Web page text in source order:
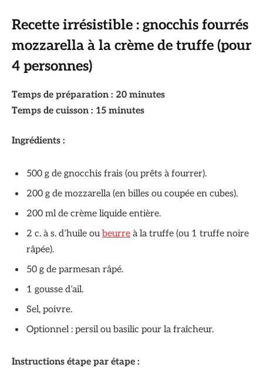
Recette irrésistible : gnocchis fourrés
mozzarella à la crème de truffe (pour
4 personnes)
Temps de préparation : 20 minutes
Temps de cuisson : 15 minutes
Ingrédients :
500 g de gnocchis frais (ou prêts à fourrer).
200 g de mozzarella (en billes ou coupée en cubes).
200 ml de crème liquide entière.
2 c. à s. d’huile ou beurre à la truffe (ou 1 truffe noire
râpée).
50 g de parmesan râpé.
1 gousse d’ail.
Sel, poivre.
Optionnel : persil ou basilic pour la fraîcheur.
Instructions étape par étape :